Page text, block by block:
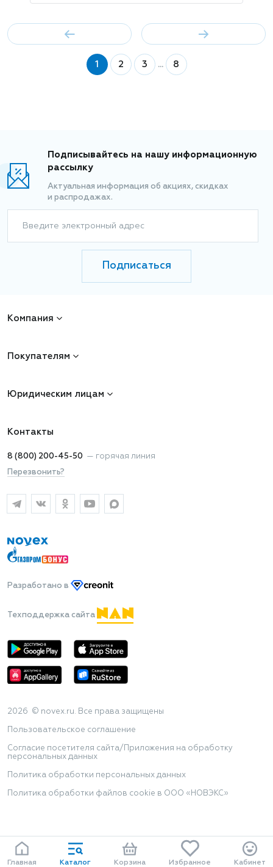
1 2 3 ... 8
Подписывайтесь на нашу информационную
рассылку
Актуальная информация об акциях, скидках
и распродажах.
Введите электронный адрес
Подписаться
Компания
Покупателям
Юридическим лицам
Контакты
8 (800) 200-45-50 — горячая линия
Перезвонить?
Разработано в
Техподдержка сайта
2026 © novex.ru. Все права защищены
Пользовательское соглашение
Согласие посетителя сайта/Приложения на обработку
персональных данных
Политика обработки персональных данных
Политика обработки файлов cookie в ООО «НОВЭКС»
Главная Каталог Корзина Избранное Кабинет